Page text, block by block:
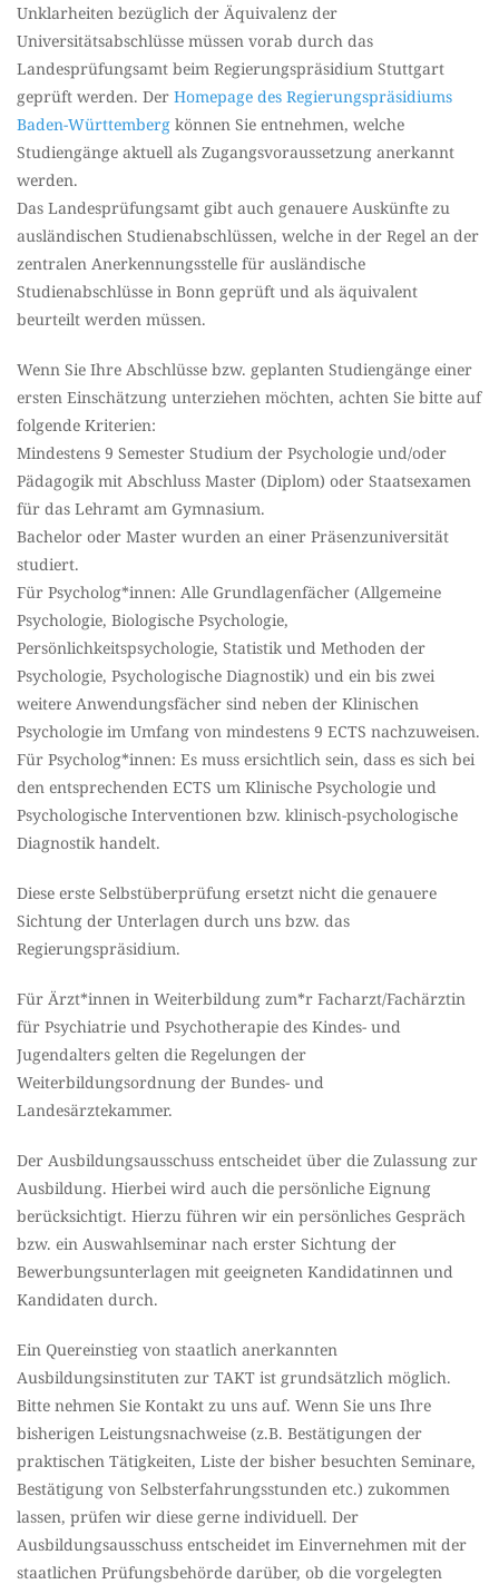
Unklarheiten bezüglich der Äquivalenz der
Universitätsabschlüsse müssen vorab durch das
Landesprüfungsamt beim Regierungspräsidium Stuttgart
geprüft werden. Der Homepage des Regierungspräsidiums
Baden-Württemberg können Sie entnehmen, welche
Studiengänge aktuell als Zugangsvoraussetzung anerkannt
werden.
Das Landesprüfungsamt gibt auch genauere Auskünfte zu
ausländischen Studienabschlüssen, welche in der Regel an der
zentralen Anerkennungsstelle für ausländische
Studienabschlüsse in Bonn geprüft und als äquivalent
beurteilt werden müssen.
Wenn Sie Ihre Abschlüsse bzw. geplanten Studiengänge einer
ersten Einschätzung unterziehen möchten, achten Sie bitte auf
folgende Kriterien:
Mindestens 9 Semester Studium der Psychologie und/oder
Pädagogik mit Abschluss Master (Diplom) oder Staatsexamen
für das Lehramt am Gymnasium.
Bachelor oder Master wurden an einer Präsenzuniversität
studiert.
Für Psycholog*innen: Alle Grundlagenfächer (Allgemeine
Psychologie, Biologische Psychologie,
Persönlichkeitspsychologie, Statistik und Methoden der
Psychologie, Psychologische Diagnostik) und ein bis zwei
weitere Anwendungsfächer sind neben der Klinischen
Psychologie im Umfang von mindestens 9 ECTS nachzuweisen.
Für Psycholog*innen: Es muss ersichtlich sein, dass es sich bei
den entsprechenden ECTS um Klinische Psychologie und
Psychologische Interventionen bzw. klinisch-psychologische
Diagnostik handelt.
Diese erste Selbstüberprüfung ersetzt nicht die genauere
Sichtung der Unterlagen durch uns bzw. das
Regierungspräsidium.
Für Ärzt*innen in Weiterbildung zum*r Facharzt/Fachärztin
für Psychiatrie und Psychotherapie des Kindes- und
Jugendalters gelten die Regelungen der
Weiterbildungsordnung der Bundes- und
Landesärztekammer.
Der Ausbildungsausschuss entscheidet über die Zulassung zur
Ausbildung. Hierbei wird auch die persönliche Eignung
berücksichtigt. Hierzu führen wir ein persönliches Gespräch
bzw. ein Auswahlseminar nach erster Sichtung der
Bewerbungsunterlagen mit geeigneten Kandidatinnen und
Kandidaten durch.
Ein Quereinstieg von staatlich anerkannten
Ausbildungsinstituten zur TAKT ist grundsätzlich möglich.
Bitte nehmen Sie Kontakt zu uns auf. Wenn Sie uns Ihre
bisherigen Leistungsnachweise (z.B. Bestätigungen der
praktischen Tätigkeiten, Liste der bisher besuchten Seminare,
Bestätigung von Selbsterfahrungsstunden etc.) zukommen
lassen, prüfen wir diese gerne individuell. Der
Ausbildungsausschuss entscheidet im Einvernehmen mit der
staatlichen Prüfungsbehörde darüber, ob die vorgelegten